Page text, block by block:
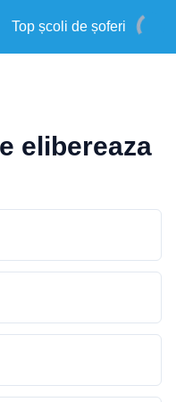
Top școli de șoferi
elibereaza